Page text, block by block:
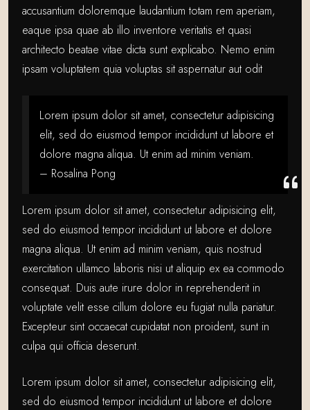
accusantium doloremque laudantium totam rem aperiam,
eaque ipsa quae ab illo inventore veritatis et quasi
architecto beatae vitae dicta sunt explicabo. Nemo enim
ipsam voluptatem quia voluptas sit aspernatur aut odit
Lorem ipsum dolor sit amet, consectetur adipisicing
elit, sed do eiusmod tempor incididunt ut labore et
dolore magna aliqua. Ut enim ad minim veniam.
– Rosalina Pong
Lorem ipsum dolor sit amet, consectetur adipisicing elit,
sed do eiusmod tempor incididunt ut labore et dolore
magna aliqua. Ut enim ad minim veniam, quis nostrud
exercitation ullamco laboris nisi ut aliquip ex ea commodo
consequat. Duis aute irure dolor in reprehenderit in
voluptate velit esse cillum dolore eu fugiat nulla pariatur.
Excepteur sint occaecat cupidatat non proident, sunt in
culpa qui officia deserunt.
Lorem ipsum dolor sit amet, consectetur adipisicing elit,
sed do eiusmod tempor incididunt ut labore et dolore